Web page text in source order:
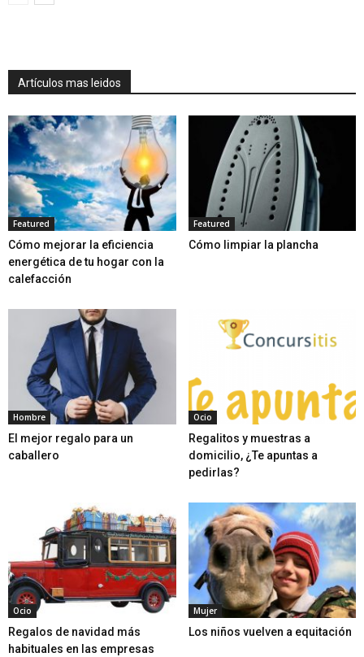
Artículos mas leidos
Featured
Cómo mejorar la eficiencia
energética de tu hogar con la
calefacción
Featured
Cómo limpiar la plancha
Hombre
El mejor regalo para un
caballero
Ocio
Regalitos y muestras a
domicilio, ¿Te apuntas a
pedirlas?
Ocio
Regalos de navidad más
habituales en las empresas
Mujer
Los niños vuelven a equitación